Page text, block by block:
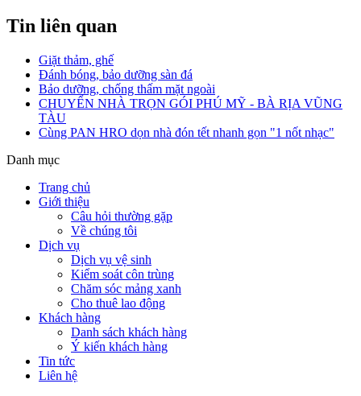
Tin liên quan
Giặt thảm, ghế
Đánh bóng, bảo dưỡng sàn đá
Bảo dưỡng, chống thấm mặt ngoài
CHUYỂN NHÀ TRỌN GÓI PHÚ MỸ - BÀ RỊA VŨNG
TÀU
Cùng PAN HRO dọn nhà đón tết nhanh gọn "1 nốt nhạc"
Danh mục
Trang chủ
Giới thiệu
Câu hỏi thường gặp
Về chúng tôi
Dịch vụ
Dịch vụ vệ sinh
Kiểm soát côn trùng
Chăm sóc mảng xanh
Cho thuê lao động
Khách hàng
Danh sách khách hàng
Ý kiến khách hàng
Tin tức
Liên hệ